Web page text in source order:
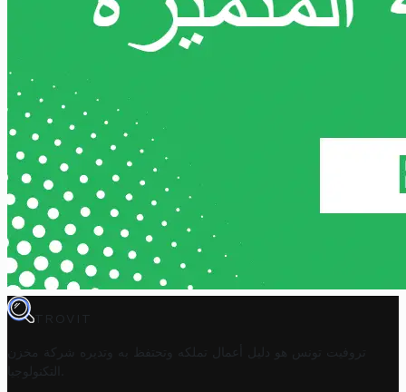
TROVIT
تروفيت تونس هو دليل أعمال تملكه وتحتفظ به وتديره
شركة مخزن
التكنولوجيا